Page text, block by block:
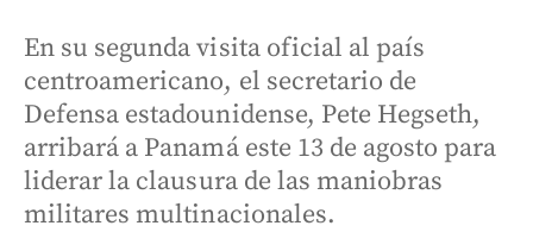
En su segunda visita oficial al país
centroamericano, el secretario de
Defensa estadounidense, Pete Hegseth,
arribará a Panamá este 13 de agosto para
liderar la clausura de las maniobras
militares multinacionales.